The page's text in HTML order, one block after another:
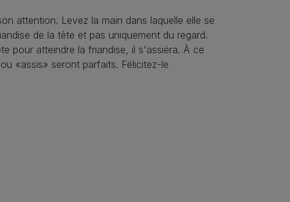
attention. Levez la main dans laquelle elle se
de la tête et pas uniquement du regard.
pour atteindre la friandise, il s'assiéra. À ce
«assis» seront parfaits. Félicitez-le